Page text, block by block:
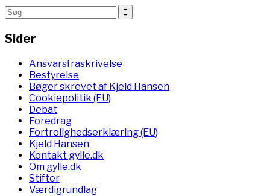
Sider
Ansvarsfraskrivelse
Bestyrelse
Bøger skrevet af Kjeld Hansen
Cookiepolitik (EU)
Debat
Foredrag
Fortrolighedserklæring (EU)
Kjeld Hansen
Kontakt gylle.dk
Om gylle.dk
Stifter
Værdigrundlag